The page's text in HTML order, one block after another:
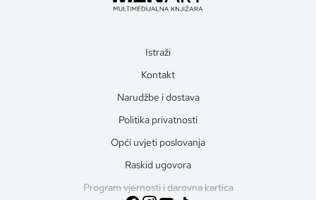
Istraži
Kontakt
Narudžbe i dostava
Politika privatnosti
Opći uvjeti poslovanja
Raskid ugovora
Program vjernosti i darovna kartica